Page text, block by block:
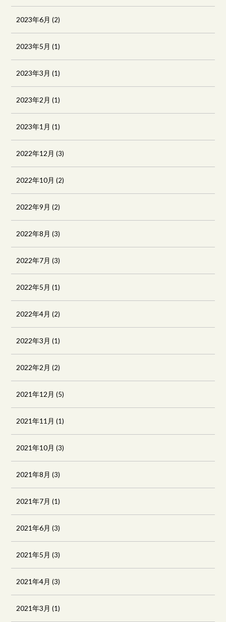
2023年6月 (2)
2023年5月 (1)
2023年3月 (1)
2023年2月 (1)
2023年1月 (1)
2022年12月 (3)
2022年10月 (2)
2022年9月 (2)
2022年8月 (3)
2022年7月 (3)
2022年5月 (1)
2022年4月 (2)
2022年3月 (1)
2022年2月 (2)
2021年12月 (5)
2021年11月 (1)
2021年10月 (3)
2021年8月 (3)
2021年7月 (1)
2021年6月 (3)
2021年5月 (3)
2021年4月 (3)
2021年3月 (1)